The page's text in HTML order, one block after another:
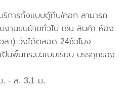
การทั้งแบบตู้ทึบ/คอก สามารถ
งานขนย้ายทั่วไป เช่น สินค้า ห้อง
า) วิ่งได้ตลอด 24ชั่วโมง
นพื้นกระบะแบบเรียบ บรรทุกของ
- ล. 3.1 ม.